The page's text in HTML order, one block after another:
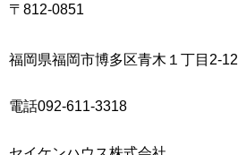
〒812-0851
福岡県福岡市博多区青木１丁目2-12
電話092-611-3318